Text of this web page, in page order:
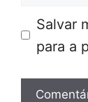
Salvar
para a